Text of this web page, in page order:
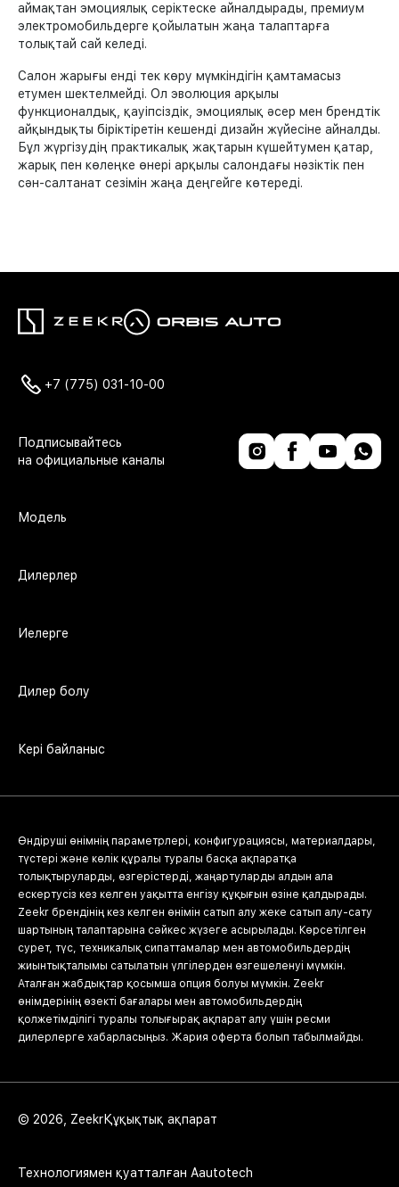
аймақтан эмоциялық серіктеске айналдырады, премиум
электромобильдерге қойылатын жаңа талаптарға
толықтай сай келеді.
Салон жарығы енді тек көру мүмкіндігін қамтамасыз
етумен шектелмейді. Ол эволюция арқылы
функционалдық, қауіпсіздік, эмоциялық әсер мен брендтік
айқындықты біріктіретін кешенді дизайн жүйесіне айналды.
Бұл жүргізудің практикалық жақтарын күшейтумен қатар,
жарық пен көлеңке өнері арқылы салондағы нәзіктік пен
сән-салтанат сезімін жаңа деңгейге көтереді.
+7 (775) 031-10-00
Модель
Дилерлер
Иелерге
Дилер болу
Кері байланыс
Өндіруші өнімнің параметрлері, конфигурациясы, материалдары,
түстері және көлік құралы туралы басқа ақпаратқа
толықтыруларды, өзгерістерді, жаңартуларды алдын ала
ескертусіз кез келген уақытта енгізу құқығын өзіне қалдырады.
Zeekr брендінің кез келген өнімін сатып алу жеке сатып алу-сату
шартының талаптарына сәйкес жүзеге асырылады. Көрсетілген
сурет, түс, техникалық сипаттамалар мен автомобильдердің
жиынтықталымы сатылатын үлгілерден өзгешеленуі мүмкін.
Аталған жабдықтар қосымша опция болуы мүмкін. Zeekr
өнімдерінің өзекті бағалары мен автомобильдердің
қолжетімділігі туралы толығырақ ақпарат алу үшін ресми
дилерлерге хабарласыңыз. Жария оферта болып табылмайды.
© 2026, ZeekrҚұқықтық ақпарат
Технологиямен қуатталған Aautotech